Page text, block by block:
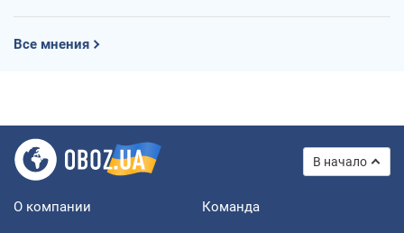
Все мнения
В начало
О компании Команда